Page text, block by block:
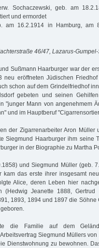
Sochaczewski, geb. am
und ermordet
am 16.2.1914 in Hamburg, am
46/47, Lazarus-Gumpel-
Sußmann Haarburger war der
neu eröffneten Jüdischen
schon auf dem Grindelfriedhof
gebeten und seinen
"junger Mann von angenehmem
und im Hauptberuf
der Zigarrenarbeiter Aron Müller
Siegmund Haarburger ihm seine
in der Biographie zu Martha
und Siegmund Müller (geb.
kam das erste ihrer insgesamt
Alice, deren Leben hier
(Hedwig Jeanette 1888,
1893, 1894 und 1897 die Söhne
die Familie auf dem
Siegmund Müllers
Dienstwohnung zu bewohnen.